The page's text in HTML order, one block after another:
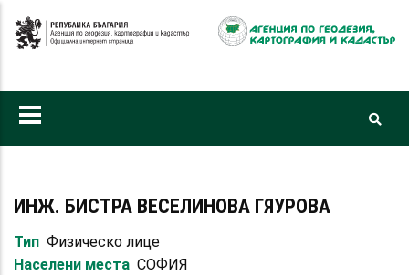
към
ИНЖ. БИСТРА ВЕСЕЛИНОВА ГЯУРОВА
Тип Физическо лице
Населени места СОФИЯ